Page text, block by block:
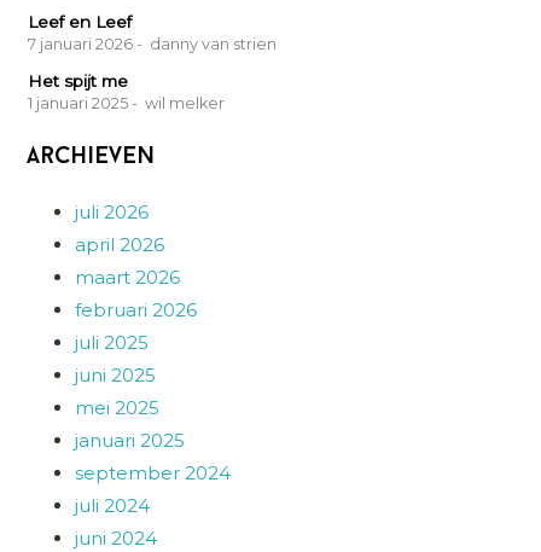
Leef en Leef
7 januari 2026 - danny van strien
Het spijt me
1 januari 2025 - wil melker
Archieven
juli 2026
april 2026
maart 2026
februari 2026
juli 2025
juni 2025
mei 2025
januari 2025
september 2024
juli 2024
juni 2024